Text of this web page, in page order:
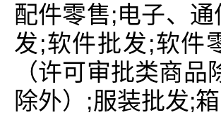
配件零售;电子、
发;软件批发;软件
（许可审批类商
除外）;服装批发;